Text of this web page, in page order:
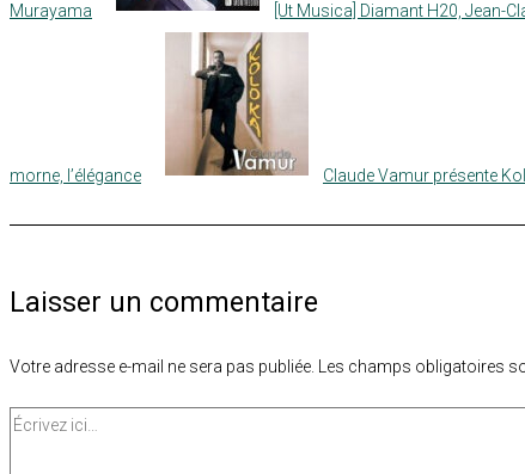
Murayama [Ut Musica] Diamant H20, Jean-
morne, l’élégance Claude Vamur présente
Laisser un commentaire
Votre adresse e-mail ne sera pas publiée. Les champs obligatoires
Écrivez